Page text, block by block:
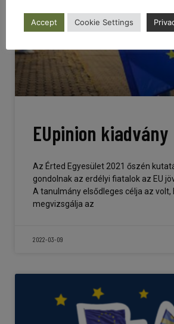
EUpinion kiadvány
Az Érted Egyesület 2021 őszén
gondolnak az erdélyi fiatalok az EU
A tanulmány elsődleges célja az volt,
megvizsgálja az
2022-03-09
Accept Cookie Settings